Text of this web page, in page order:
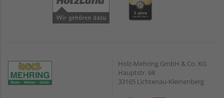
Holz-Mehring GmbH & Co. KG
Hauptstr. 68
33165 Lichtenau-Kleinenberg